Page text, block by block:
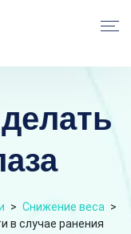
> Снижение веса >
в случае ранения